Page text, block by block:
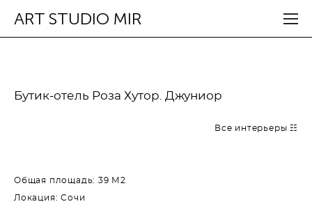
ART STUDIO MIR
Бутик-отель Роза Хутор. Джуниор
Все интерьеры ☷
Общая площадь: 39 М2
Локация: Сочи